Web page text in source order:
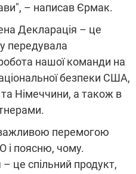
– написав Єрмак.
Декларація – це
передувала
нашої команди на
безпеки США,
та Німеччини, а також в
перемогою
і поясню, чому.
це спільний продукт,